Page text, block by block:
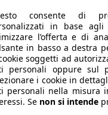
consente di
in base agli
l’offerta e di
in basso a destra
soggetti ad
personali oppure sul
i cookie in
personali nella misura
Se non si intende